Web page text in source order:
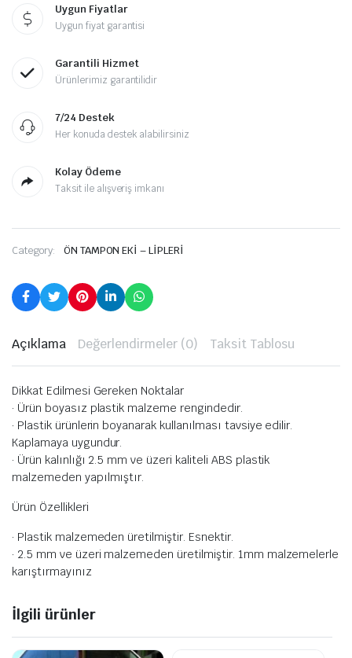
Uygun Fiyatlar
Uygun fiyat garantisi
Garantili Hizmet
Ürünlerimiz garantilidir
7/24 Destek
Her konuda destek alabilirsiniz
Kolay Ödeme
Taksit ile alışveriş imkanı
Category: ÖN TAMPON EKİ – LİPLERİ
Açıklama Değerlendirmeler (0) Taksit Tablosu
Dikkat Edilmesi Gereken Noktalar
· Ürün boyasız plastik malzeme rengindedir.
· Plastik ürünlerin boyanarak kullanılması tavsiye edilir.
Kaplamaya uygundur.
· Ürün kalınlığı 2.5 mm ve üzeri kaliteli ABS plastik
malzemeden yapılmıştır.
Ürün Özellikleri
· Plastik malzemeden üretilmiştir. Esnektir.
· 2.5 mm ve üzeri malzemeden üretilmiştir. 1mm malzemelerle
karıştırmayınız
İlgili ürünler